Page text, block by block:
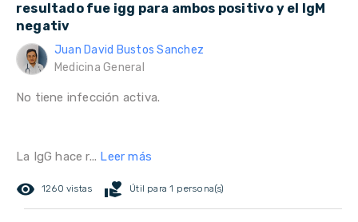
resultado fue igg para ambos positivo y el IgM
negativ
Juan David Bustos Sanchez
Medicina General
No tiene infección activa.
La IgG hace r... Leer más
remove_red_eye 1260 vistas volunteer_activism Útil para 1 persona(s)